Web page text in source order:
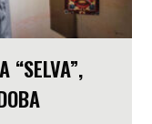
“SELVA”,